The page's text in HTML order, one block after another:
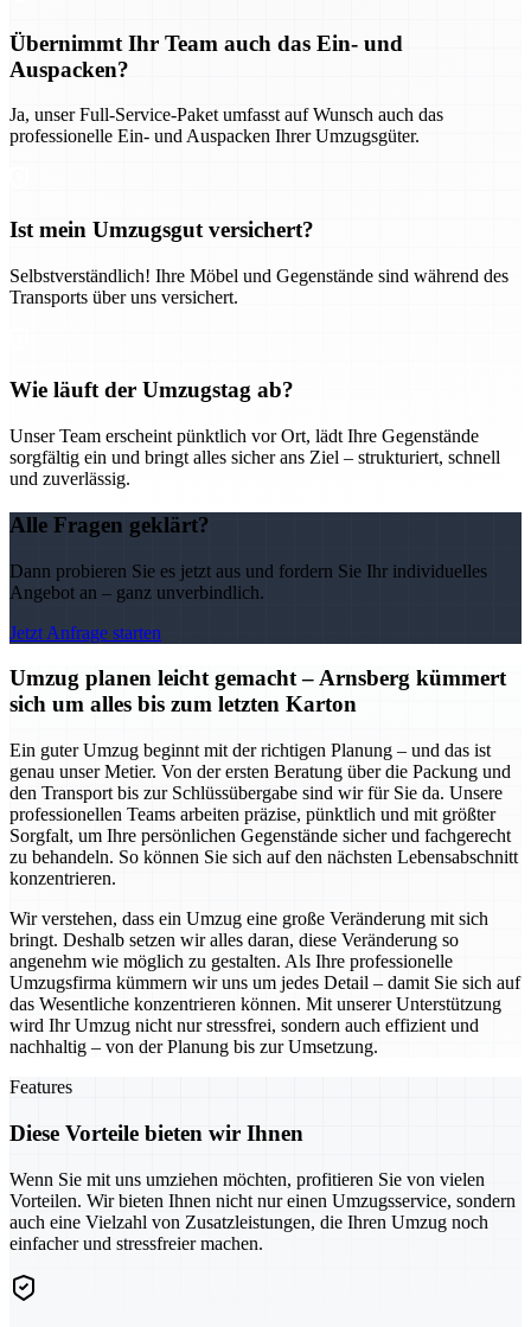
Übernimmt Ihr Team auch das Ein- und
Auspacken?
Ja, unser Full-Service-Paket umfasst auf Wunsch auch das
professionelle Ein- und Auspacken Ihrer Umzugsgüter.
Ist mein Umzugsgut versichert?
Selbstverständlich! Ihre Möbel und Gegenstände sind während des
Transports über uns versichert.
Wie läuft der Umzugstag ab?
Unser Team erscheint pünktlich vor Ort, lädt Ihre Gegenstände
sorgfältig ein und bringt alles sicher ans Ziel – strukturiert, schnell
und zuverlässig.
Alle Fragen geklärt?
Dann probieren Sie es jetzt aus und fordern Sie Ihr individuelles
Angebot an – ganz unverbindlich.
Jetzt Anfrage starten
Umzug planen leicht gemacht – Arnsberg kümmert
sich um alles bis zum letzten Karton
Ein guter Umzug beginnt mit der richtigen Planung – und das ist
genau unser Metier. Von der ersten Beratung über die Packung und
den Transport bis zur Schlüssübergabe sind wir für Sie da. Unsere
professionellen Teams arbeiten präzise, pünktlich und mit größter
Sorgfalt, um Ihre persönlichen Gegenstände sicher und fachgerecht
zu behandeln. So können Sie sich auf den nächsten Lebensabschnitt
konzentrieren.
Wir verstehen, dass ein Umzug eine große Veränderung mit sich
bringt. Deshalb setzen wir alles daran, diese Veränderung so
angenehm wie möglich zu gestalten. Als Ihre professionelle
Umzugsfirma kümmern wir uns um jedes Detail – damit Sie sich auf
das Wesentliche konzentrieren können. Mit unserer Unterstützung
wird Ihr Umzug nicht nur stressfrei, sondern auch effizient und
nachhaltig – von der Planung bis zur Umsetzung.
Features
Diese Vorteile bieten wir Ihnen
Wenn Sie mit uns umziehen möchten, profitieren Sie von vielen
Vorteilen. Wir bieten Ihnen nicht nur einen Umzugsservice, sondern
auch eine Vielzahl von Zusatzleistungen, die Ihren Umzug noch
einfacher und stressfreier machen.